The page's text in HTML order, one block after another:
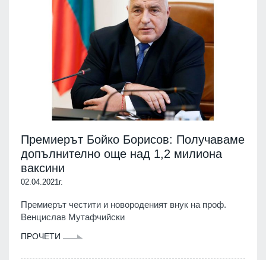
Премиерът Бойко Борисов: Получаваме
допълнително още над 1,2 милиона
ваксини
02.04.2021г.
Премиерът честити и новороденият внук на проф.
Венцислав Мутафчийски
ПРОЧЕТИ